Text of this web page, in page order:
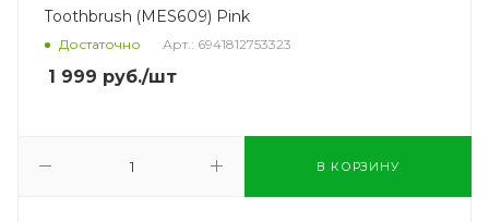
Toothbrush (MES609) Pink
Достаточно Арт.: 6941812753323
1 999 руб./шт
В КОРЗИНУ